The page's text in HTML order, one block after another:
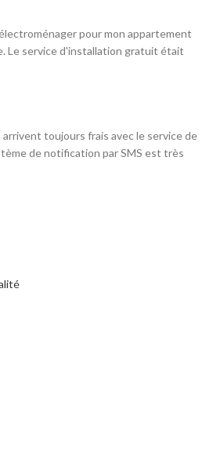
pour mon appartement
Le service d'installation gratuit était
toujours frais avec le service de
de notification par SMS est très